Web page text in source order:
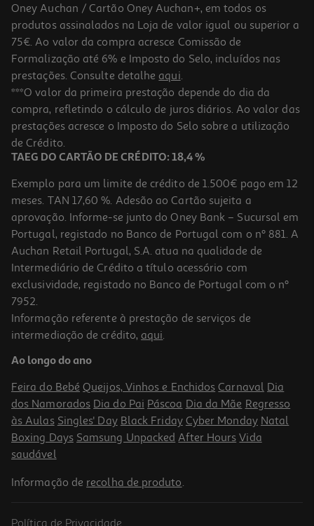
3.0
Chouriço Extra Elpozo Curado 70 G
35.57 €/Kg
2,49 €
Oney Auchan / Cartão Oney Auchan+, em todos os
produtos assinalados na Loja de valor igual ou superior a
75€. Ao valor da compra acresce Comissão de
Formalização até 6% e Imposto do Selo, incluídos nas
prestações. Consulte detalhe aqui.
***O valor da primeira prestação depende do dia da
compra, refletindo o cálculo de juros diários. Ao valor das
prestações acresce o Imposto do Selo sobre a utilização
de Crédito.
TAEG DO CARTÃO DE CRÉDITO: 18,4 %
Exemplo para um limite de crédito de 1.500€ pago em 12
meses. TAN 17,60 %. Adesão ao Cartão sujeita a
aprovação. Informe-se junto do Oney Bank – Sucursal em
Portugal, registado no Banco de Portugal com o nº 881. A
Auchan Retail Portugal, S.A. atua na qualidade de
Intermediário de Crédito a título acessório com
exclusividade, registado no Banco de Portugal com o nº
7952.
Informação referente à prestação de serviços de
intermediação de crédito, aqui.
Ao longo do ano
Feira do Bebé Queijos, Vinhos e Enchidos Carnaval Dia
dos Namorados Dia do Pai Páscoa Dia da Mãe Regresso
às Aulas Singles' Day Black Friday Cyber Monday Natal
Boxing Days Samsung Unpacked After Hours Vida
saudável
Informação de recolha de produto.
Política de Privacidade